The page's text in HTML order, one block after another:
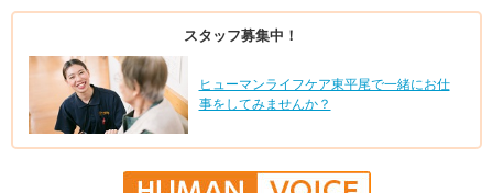
スタッフ募集中！
ヒューマンライフケア東平尾で一緒にお仕
事をしてみませんか？